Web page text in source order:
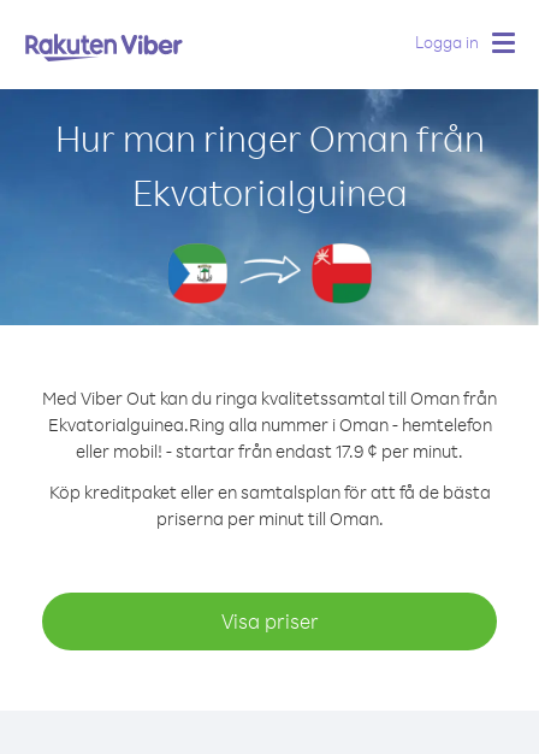
Logga in
Hur man ringer Oman från
Ekvatorialguinea
Med Viber Out kan du ringa kvalitetssamtal till Oman från
Ekvatorialguinea.Ring alla nummer i Oman - hemtelefon
eller mobil! - startar från endast 17.9 ¢ per minut.
Köp kreditpaket eller en samtalsplan för att få de bästa
priserna per minut till Oman.
Visa priser